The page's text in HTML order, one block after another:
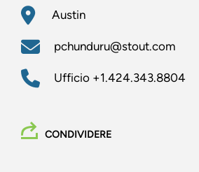
Austin
pchunduru@stout.com
Ufficio +1.424.343.8804
CONDIVIDERE